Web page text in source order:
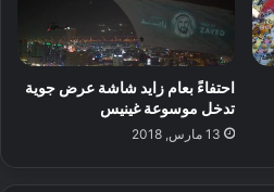
احتفاءً بعام زايد شاشة عرض جوية
تدخل موسوعة غينيس
13 مارس, 2018